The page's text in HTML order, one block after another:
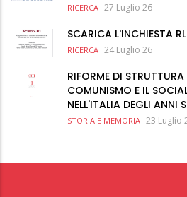
RICERCA 27 Luglio 26
SCARICA L'INCHIESTA
RICERCA 24 Luglio 26
RIFORME DI
COMUNISMO E IL
NELL'ITALIA DEGLI ANNI
STORIA E MEMORIA 23 Luglio